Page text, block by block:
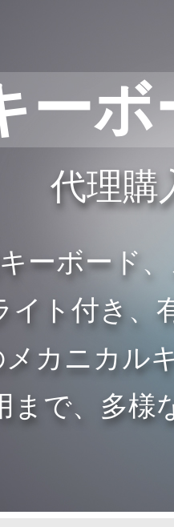
ーボ
代理購
ーボード
ト付き、
カニカル
で、多様